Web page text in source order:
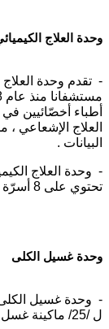
وحدة العلاج
- تقدم وحدة العلاج
أطباء أخصّائيين
العلاج الإشعاعي
البيانات .
- وحدة العلاج
تحتوي على 8 أسرّة وتقدم الخدمة وسطياً الى 15 - 20 مريض يومياً.
وحدة غسيل الكلى
- وحدة غسيل الكلى
ل /25/ ماكينة غسل كلى .